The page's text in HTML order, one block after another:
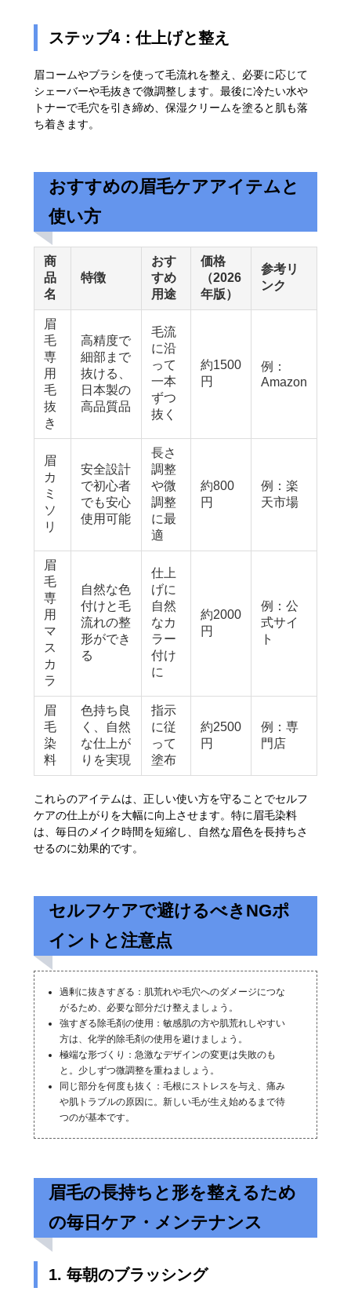
ステップ4：仕上げと整え
眉コームやブラシを使って毛流れを整え、必要に応じて
シェーバーや毛抜きで微調整します。最後に冷たい水や
トナーで毛穴を引き締め、保湿クリームを塗ると肌も落
ち着きます。
おすすめの眉毛ケアアイテムと
使い方
商
品
名
特徴
おす
すめ
用途
価格
（2026
年版）
参考リ
ンク
眉
毛
専
用
毛
抜
き
高精度で
細部まで
抜ける、
日本製の
高品質品
毛流
に沿
って
一本
ずつ
抜く
約1500
円
例：
Amazon
眉
カ
ミ
ソ
リ
安全設計
で初心者
でも安心
使用可能
長さ
調整
や微
調整
に最
適
約800
円
例：楽
天市場
眉
毛
専
用
マ
ス
カ
ラ
自然な色
付けと毛
流れの整
形ができ
る
仕上
げに
自然
なカ
ラー
付け
に
約2000
円
例：公
式サイ
ト
眉
毛
染
料
色持ち良
く、自然
な仕上が
りを実現
指示
に従
って
塗布
約2500
円
例：専
門店
これらのアイテムは、正しい使い方を守ることでセルフ
ケアの仕上がりを大幅に向上させます。特に眉毛染料
は、毎日のメイク時間を短縮し、自然な眉色を長持ちさ
せるのに効果的です。
セルフケアで避けるべきNGポ
イントと注意点
過剰に抜きすぎる：肌荒れや毛穴へのダメージにつな
がるため、必要な部分だけ整えましょう。
強すぎる除毛剤の使用：敏感肌の方や肌荒れしやすい
方は、化学的除毛剤の使用を避けましょう。
極端な形づくり：急激なデザインの変更は失敗のも
と。少しずつ微調整を重ねましょう。
同じ部分を何度も抜く：毛根にストレスを与え、痛み
や肌トラブルの原因に。新しい毛が生え始めるまで待
つのが基本です。
眉毛の長持ちと形を整えるため
の毎日ケア・メンテナンス
1. 毎朝のブラッシング